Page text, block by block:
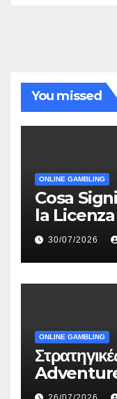
You missed
ONLINE GAMBLING
Cosa
la
30/07/2026
ONLINE GAMBLING